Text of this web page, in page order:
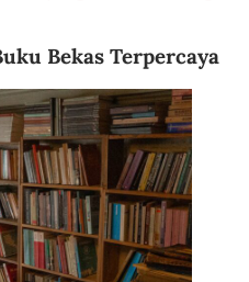
Bekas Terpercaya